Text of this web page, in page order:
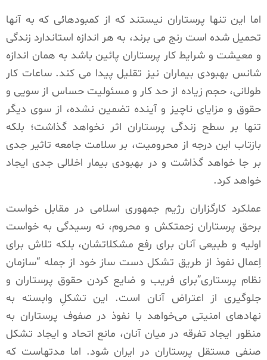
اما این تنها پرستاران نیستند که از کمبودهائی که به آنها
تحمیل شده است رنج می برند، به هر اندازه استاندارد زندگی
و معیشت و شرایط کار پرستاران پائین باشد به همان اندازه
شانس بهبودی بیماران نیز تقلیل پیدا می کند. ساعات کار
طولانی، حجم زیاده از حد کار و مسئولیت حساس از سویی و
حقوق و مزایای ناچیز و آینده تضمین نشده، از سوی دیگر
تنها بر سطح زندگی پرستاران اثر نخواهد گذاشت؛ بلکه
بازتاب این درجه از محرومیت، بر سلامت جامعه تاثیر جدی
بر جا خواهد گذاشت و در بهبودی بیمار اخلالی جدی ایجاد
خواهد کرد.
عملکرد کارگزاران رژیم جمهوری اسلامی در مقابل خواست
برحق پرستاران زحمتکش و محروم، نه رسیدگی به خواست
اولیه و طبیعی آنان برای رفع مشکلاتشان، بلکه تلاش برای
اِعمال نفوذ از طریق تشکل دست ساز خود از جمله “سازمان
نظام پرستاری”برای فریب و ضایع کردن حقوق پرستاران و
جلوگیری از اعتراض آنان است. این تشکلِ وابسته به
نهادهای امنیتی می‌خواهد با نفوذ در صفوف پرستاران به
منظور ایجاد تفرقه در میان آنان، مانع اتحاد و ایجاد تشکل
صنفی مستقل پرستاران در ایران شود. اما مدتهاست که